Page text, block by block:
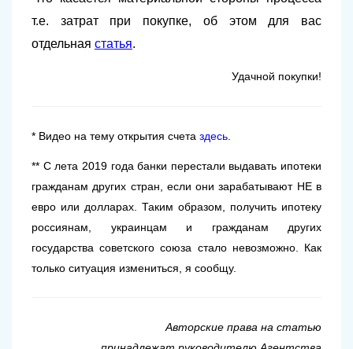
т.е. затрат при покупке, об этом для вас
отдельная статья.
Удачной покупки!
* Видео на тему открытия счета здесь
** С лета 2019 года банки перестали выдавать ипотеки
гражданам других стран, если они зарабатывают НЕ в
евро или долларах. Таким образом, получить ипотеку
россиянам, украинцам и гражданам других
государства советского союза стало невозможно. Как
только ситуация измениться, я сообщу.
Авторские права на статью